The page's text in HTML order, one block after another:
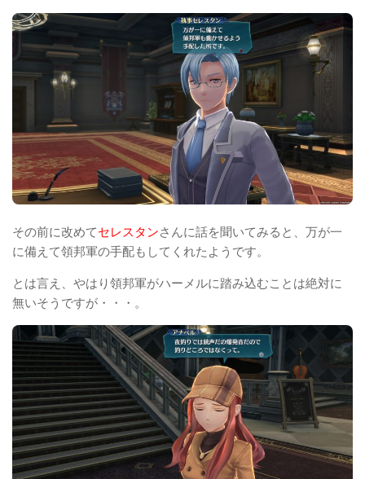
その前に改めてセレスタンさんに話を聞いてみると、万が一
に備えて領邦軍の手配もしてくれたようです。
とは言え、やはり領邦軍がハーメルに踏み込むことは絶対に
無いそうですが・・・。